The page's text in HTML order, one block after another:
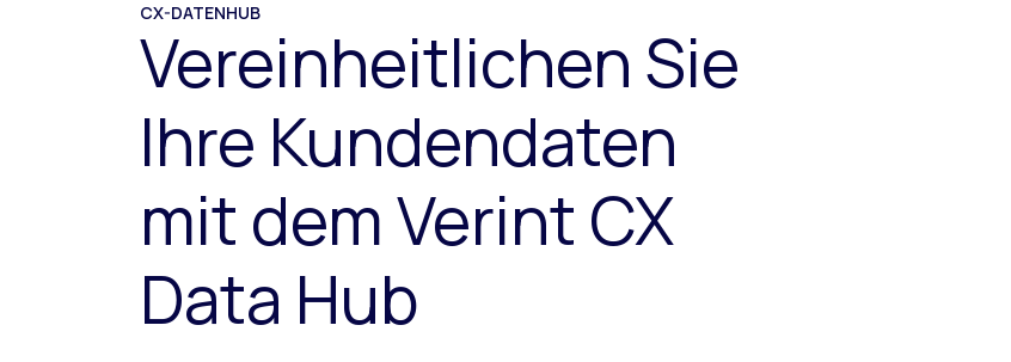
Vereinheitlichen Sie
Ihre Kundendaten
mit dem Verint CX
Data Hub
CX-DATENHUB